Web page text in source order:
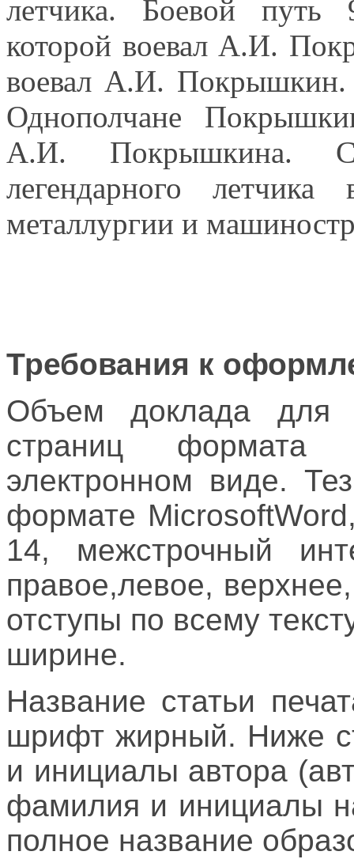
летчика. Боевой путь
которой воевал А.И.
воевал А.И.
Однополчане
А.И. Покрышкина.
легендарного
металлургии и
Требования к
Объем доклада для
страниц формата
электронном виде.
формате
14, межстрочный
правое,левое,
отступы по всему
ширине.
Название статьи
шрифт жирный. Ниже
и инициалы автора
фамилия и инициалы
полное название